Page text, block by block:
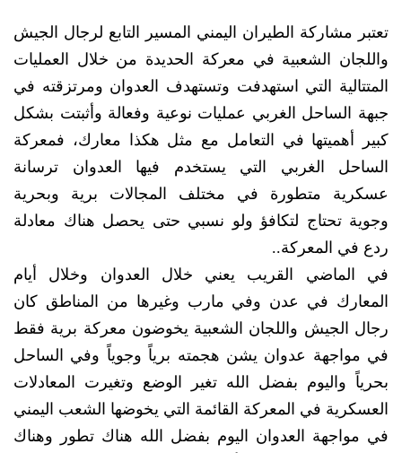
تعتبر مشاركة الطيران اليمني المسير التابع لرجال الجيش
واللجان الشعبية في معركة الحديدة من خلال العمليات
المتتالية التي استهدفت وتستهدف العدوان ومرتزقته في
جبهة الساحل الغربي عمليات نوعية وفعالة وأثبتت بشكل
كبير أهميتها في التعامل مع مثل هكذا معارك، فمعركة
الساحل الغربي التي يستخدم فيها العدوان ترسانة
عسكرية متطورة في مختلف المجالات برية وبحرية
وجوية تحتاج لتكافؤ ولو نسبي حتى يحصل هناك معادلة
ردع في المعركة..
في الماضي القريب يعني خلال العدوان وخلال أيام
المعارك في عدن وفي مارب وغيرها من المناطق كان
رجال الجيش واللجان الشعبية يخوضون معركة برية فقط
في مواجهة عدوان يشن هجمته برياً وجوياً وفي الساحل
بحرياً واليوم بفضل الله تغير الوضع وتغيرت المعادلات
العسكرية في المعركة القائمة التي يخوضها الشعب اليمني
في مواجهة العدوان اليوم بفضل الله هناك تطور وهناك